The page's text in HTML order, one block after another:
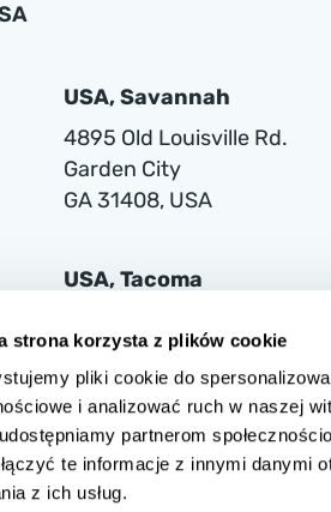
strona korzysta z plików cookie
pliki cookie do
i analizować ruch w naszej
partnerom
te informacje z innymi danymi
z ich usług.
USA, Savannah
4895 Old Louisville Rd.
Garden City
GA 31408, USA
USA, Tacoma
Tacoma
WA 98421